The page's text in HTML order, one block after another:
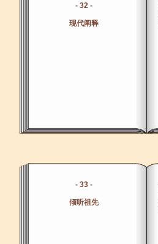
- 32 -
现代阐释
- 33 -
倾听祖先